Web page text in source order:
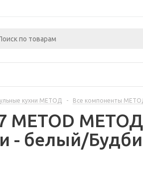
кухни МЕТОД - Все компоненты
METOD
- белый/